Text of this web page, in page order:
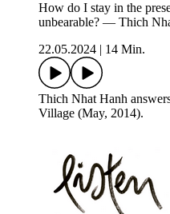
How do I stay in the
unbearable? — Thich
22.05.2024
14 Min.
Thich Nhat Hanh
Village (May, 2014).